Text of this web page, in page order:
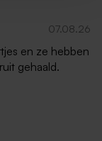
07.08.26
en ze hebben
gehaald.